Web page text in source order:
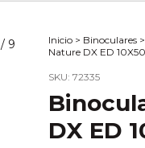
/ 9 Inicio > Binoculares >
Nature DX ED 10X50
SKU: 72335
DX ED